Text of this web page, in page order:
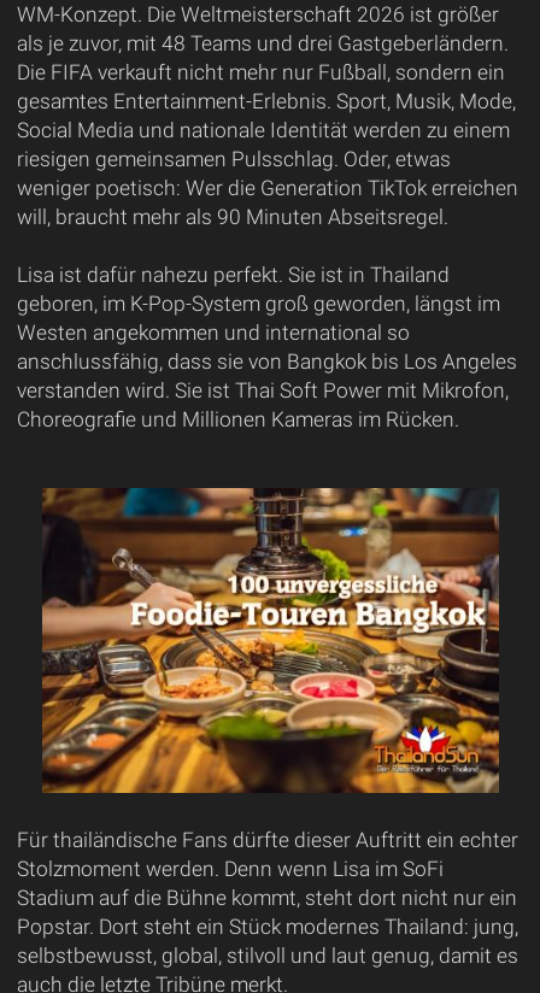
WM-Konzept. Die Weltmeisterschaft 2026 ist größer
als je zuvor, mit 48 Teams und drei Gastgeberländern.
Die FIFA verkauft nicht mehr nur Fußball, sondern ein
gesamtes Entertainment-Erlebnis. Sport, Musik, Mode,
Social Media und nationale Identität werden zu einem
riesigen gemeinsamen Pulsschlag. Oder, etwas
weniger poetisch: Wer die Generation TikTok erreichen
will, braucht mehr als 90 Minuten Abseitsregel.
Lisa ist dafür nahezu perfekt. Sie ist in Thailand
geboren, im K-Pop-System groß geworden, längst im
Westen angekommen und international so
anschlussfähig, dass sie von Bangkok bis Los Angeles
verstanden wird. Sie ist Thai Soft Power mit Mikrofon,
Choreografie und Millionen Kameras im Rücken.
Für thailändische Fans dürfte dieser Auftritt ein echter
Stolzmoment werden. Denn wenn Lisa im SoFi
Stadium auf die Bühne kommt, steht dort nicht nur ein
Popstar. Dort steht ein Stück modernes Thailand: jung,
selbstbewusst, global, stilvoll und laut genug, damit es
auch die letzte Tribüne merkt.